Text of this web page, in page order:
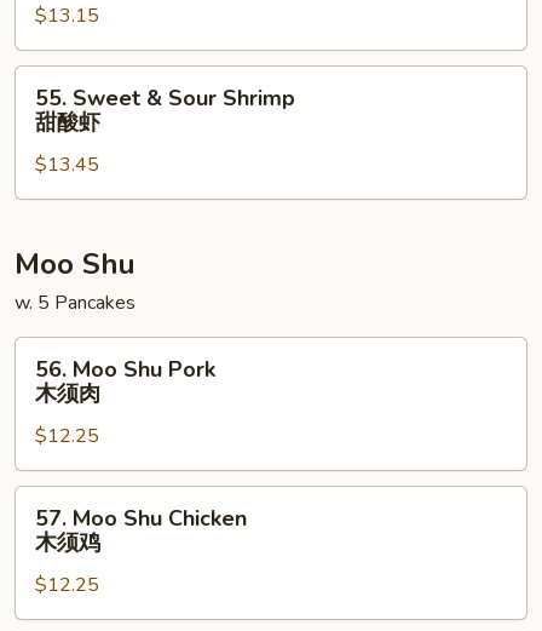
Sour
Pork
甜
$13.15
Sweet
Sour
Shrimp
酸
55. Sweet & Sour Shrimp
甜酸虾
$13.45
Moo Shu
w. 5 Pancakes
Moo
Shu
Pork
木
须
56. Moo Shu Pork
木须肉
$12.25
Moo
Shu
Chicken
木
57. Moo Shu Chicken
木须鸡
$12.25